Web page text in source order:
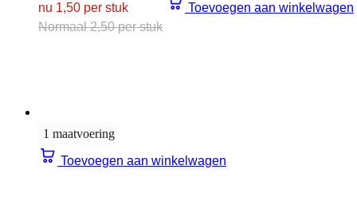
nu 1,50 per stuk
Normaal 2,50 per stuk
Toevoegen aan winkelwagen
1 maatvoering
Toevoegen aan winkelwagen